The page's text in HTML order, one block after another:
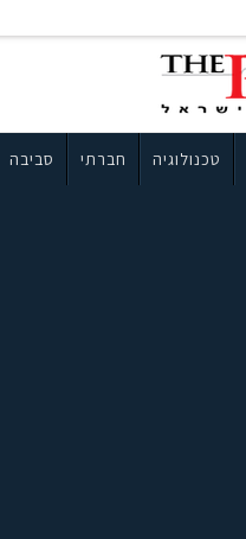
טכנולוגיה חברתי סביבה